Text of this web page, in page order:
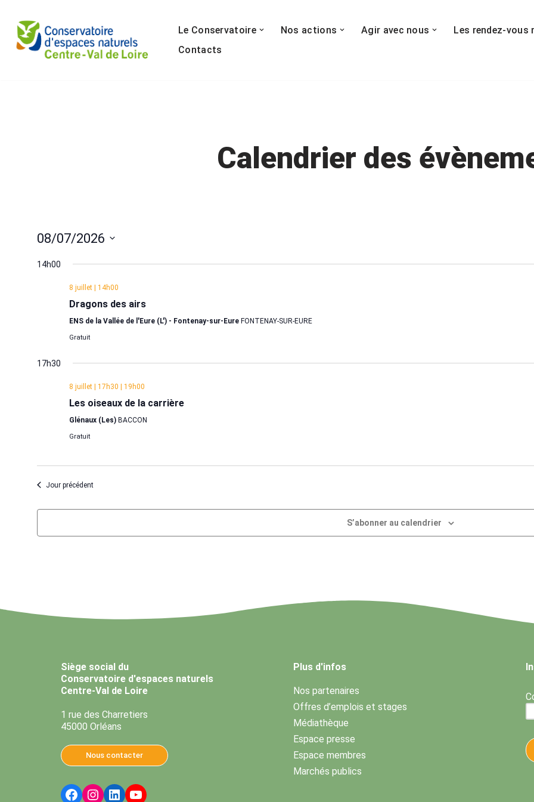
Aller
au
Le Conservatoire Nos actions Agir avec nous Les rendez-vous
Contacts
Calendrier des
08/07/2026
14h00
8 juillet | 14h00
Dragons des airs
ENS de la Vallée de l'Eure (L') - Fontenay-sur-Eure FONTENAY-SUR-EURE
Gratuit
17h30
8 juillet | 17h30 | 19h00
Les oiseaux de la carrière
Glénaux (Les) BACCON
Gratuit
Jour précédent
S’abonner au calendrier
Siège social du
Conservatoire d'espaces naturels
Centre-Val de Loire
1 rue des Charretiers
45000 Orléans
Nous contacter
Plus d'infos
Nos partenaires
Offres d’emplois et stages
Médiathèque
Espace presse
Espace membres
Marchés publics